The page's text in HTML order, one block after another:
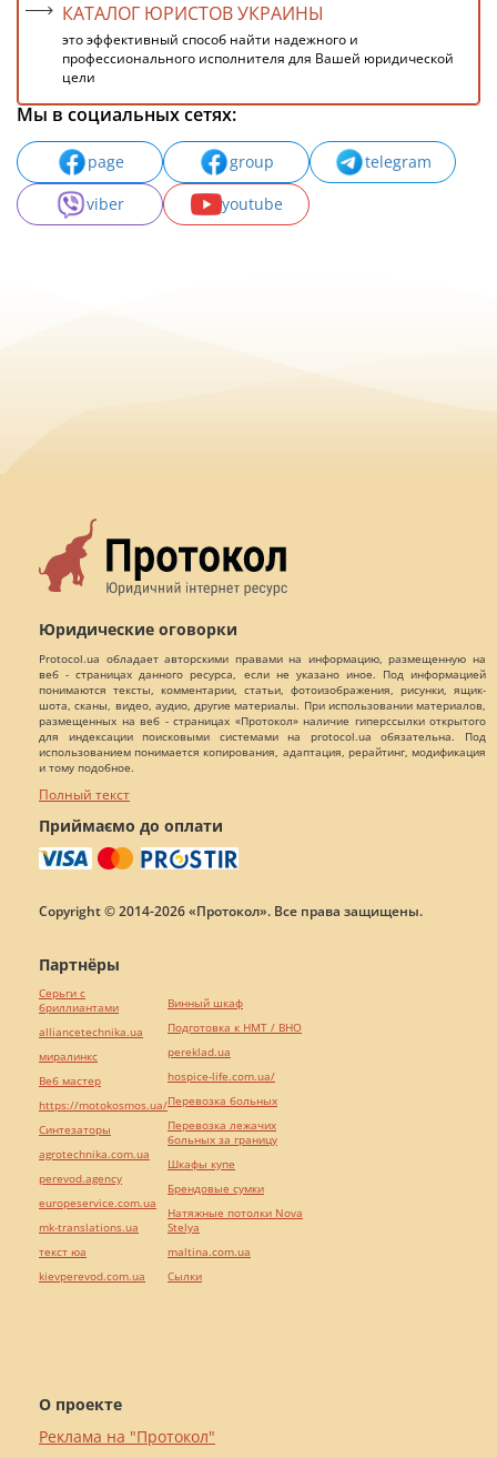
КАТАЛОГ ЮРИСТОВ УКРАИНЫ
это эффективный способ найти надежного и
профессионального исполнителя для Вашей юридической
цели
Мы в социальных сетях:
page group
telegram
viber
youtube
Юридические оговорки
Protocol.ua обладает авторскими правами на информацию, размещенную на
веб - страницах данного ресурса, если не указано иное. Под информацией
понимаются тексты, комментарии, статьи, фотоизображения, рисунки, ящик-
шота, сканы, видео, аудио, другие материалы. При использовании материалов,
размещенных на веб - страницах «Протокол» наличие гиперссылки открытого
для индексации поисковыми системами на protocol.ua обязательна. Под
использованием понимается копирования, адаптация, рерайтинг, модификация
и тому подобное.
Полный текст
Приймаємо до оплати
Copyright © 2014-2026 «Протокол». Все права защищены.
О проекте
Реклама на "Протокол"
Партнёры
Серьги с
бриллиантами
alliancetechnika.ua
миралинкс
Веб мастер
https://motokosmos.ua/
Синтезаторы
agrotechnika.com.ua
perevod.agency
europeservice.com.ua
mk-translations.ua
текст юа
kievperevod.com.ua
Винный шкаф
Подготовка к НМТ / ВНО
pereklad.ua
hospice-life.com.ua/
Перевозка больных
Перевозка лежачих
больных за границу
Шкафы купе
Брендовые сумки
Натяжные потолки Nova
Stelya
maltina.com.ua
Cылки